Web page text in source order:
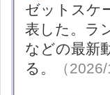
ゼットスケ
表した。ラ
などの最新
る。
（2026/